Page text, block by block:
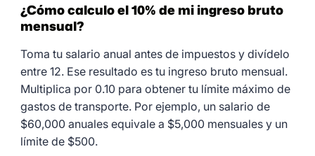
¿Cómo calculo el 10% de mi ingreso bruto
mensual?
Toma tu salario anual antes de impuestos y divídelo
entre 12. Ese resultado es tu ingreso bruto mensual.
Multiplica por 0.10 para obtener tu límite máximo de
gastos de transporte. Por ejemplo, un salario de
$60,000 anuales equivale a $5,000 mensuales y un
límite de $500.